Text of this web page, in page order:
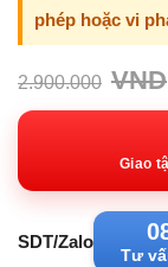
phép hoặc vi
2.900.000 VND
Giao
SDT/Zalo
Tư